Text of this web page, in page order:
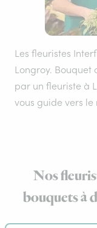
Les fleuristes
Longroy. Bouquet
par un fleuriste à
vous guide vers
Nos
bouquets à